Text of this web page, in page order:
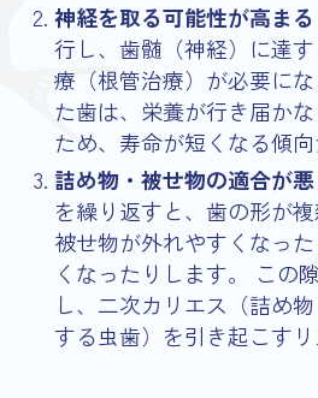
神経を取る可能性が高まる
行し、歯髄（神経）に達
療（根管治療）が必要に
た歯は、栄養が行き届か
ため、寿命が短くなる傾向
詰め物・被せ物の適合が悪
を繰り返すと、歯の形が
被せ物が外れやすくなっ
くなったりします。 この
し、二次カリエス（詰め
する虫歯）を引き起こすリ